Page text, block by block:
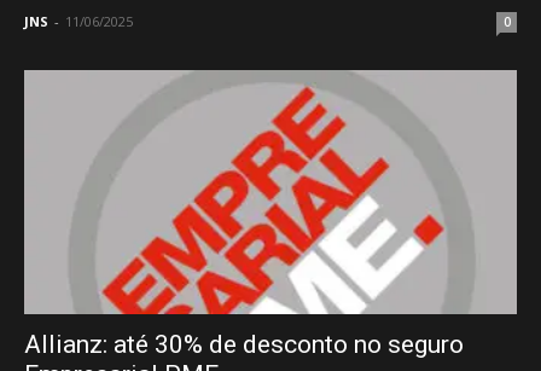
JNS - 11/06/2025 0
Allianz: até 30% de desconto no seguro